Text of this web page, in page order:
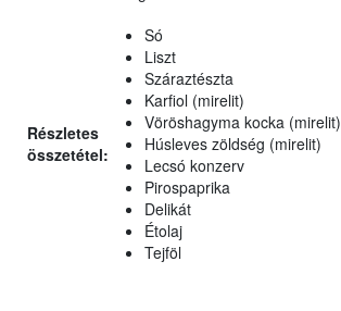
Részletes
összetétel:
Só
Liszt
Száraztészta
Karfiol (mirelit)
Vöröshagyma kocka (mirelit)
Húsleves zöldség (mirelit)
Lecsó konzerv
Pirospaprika
Delikát
Étolaj
Tejföl